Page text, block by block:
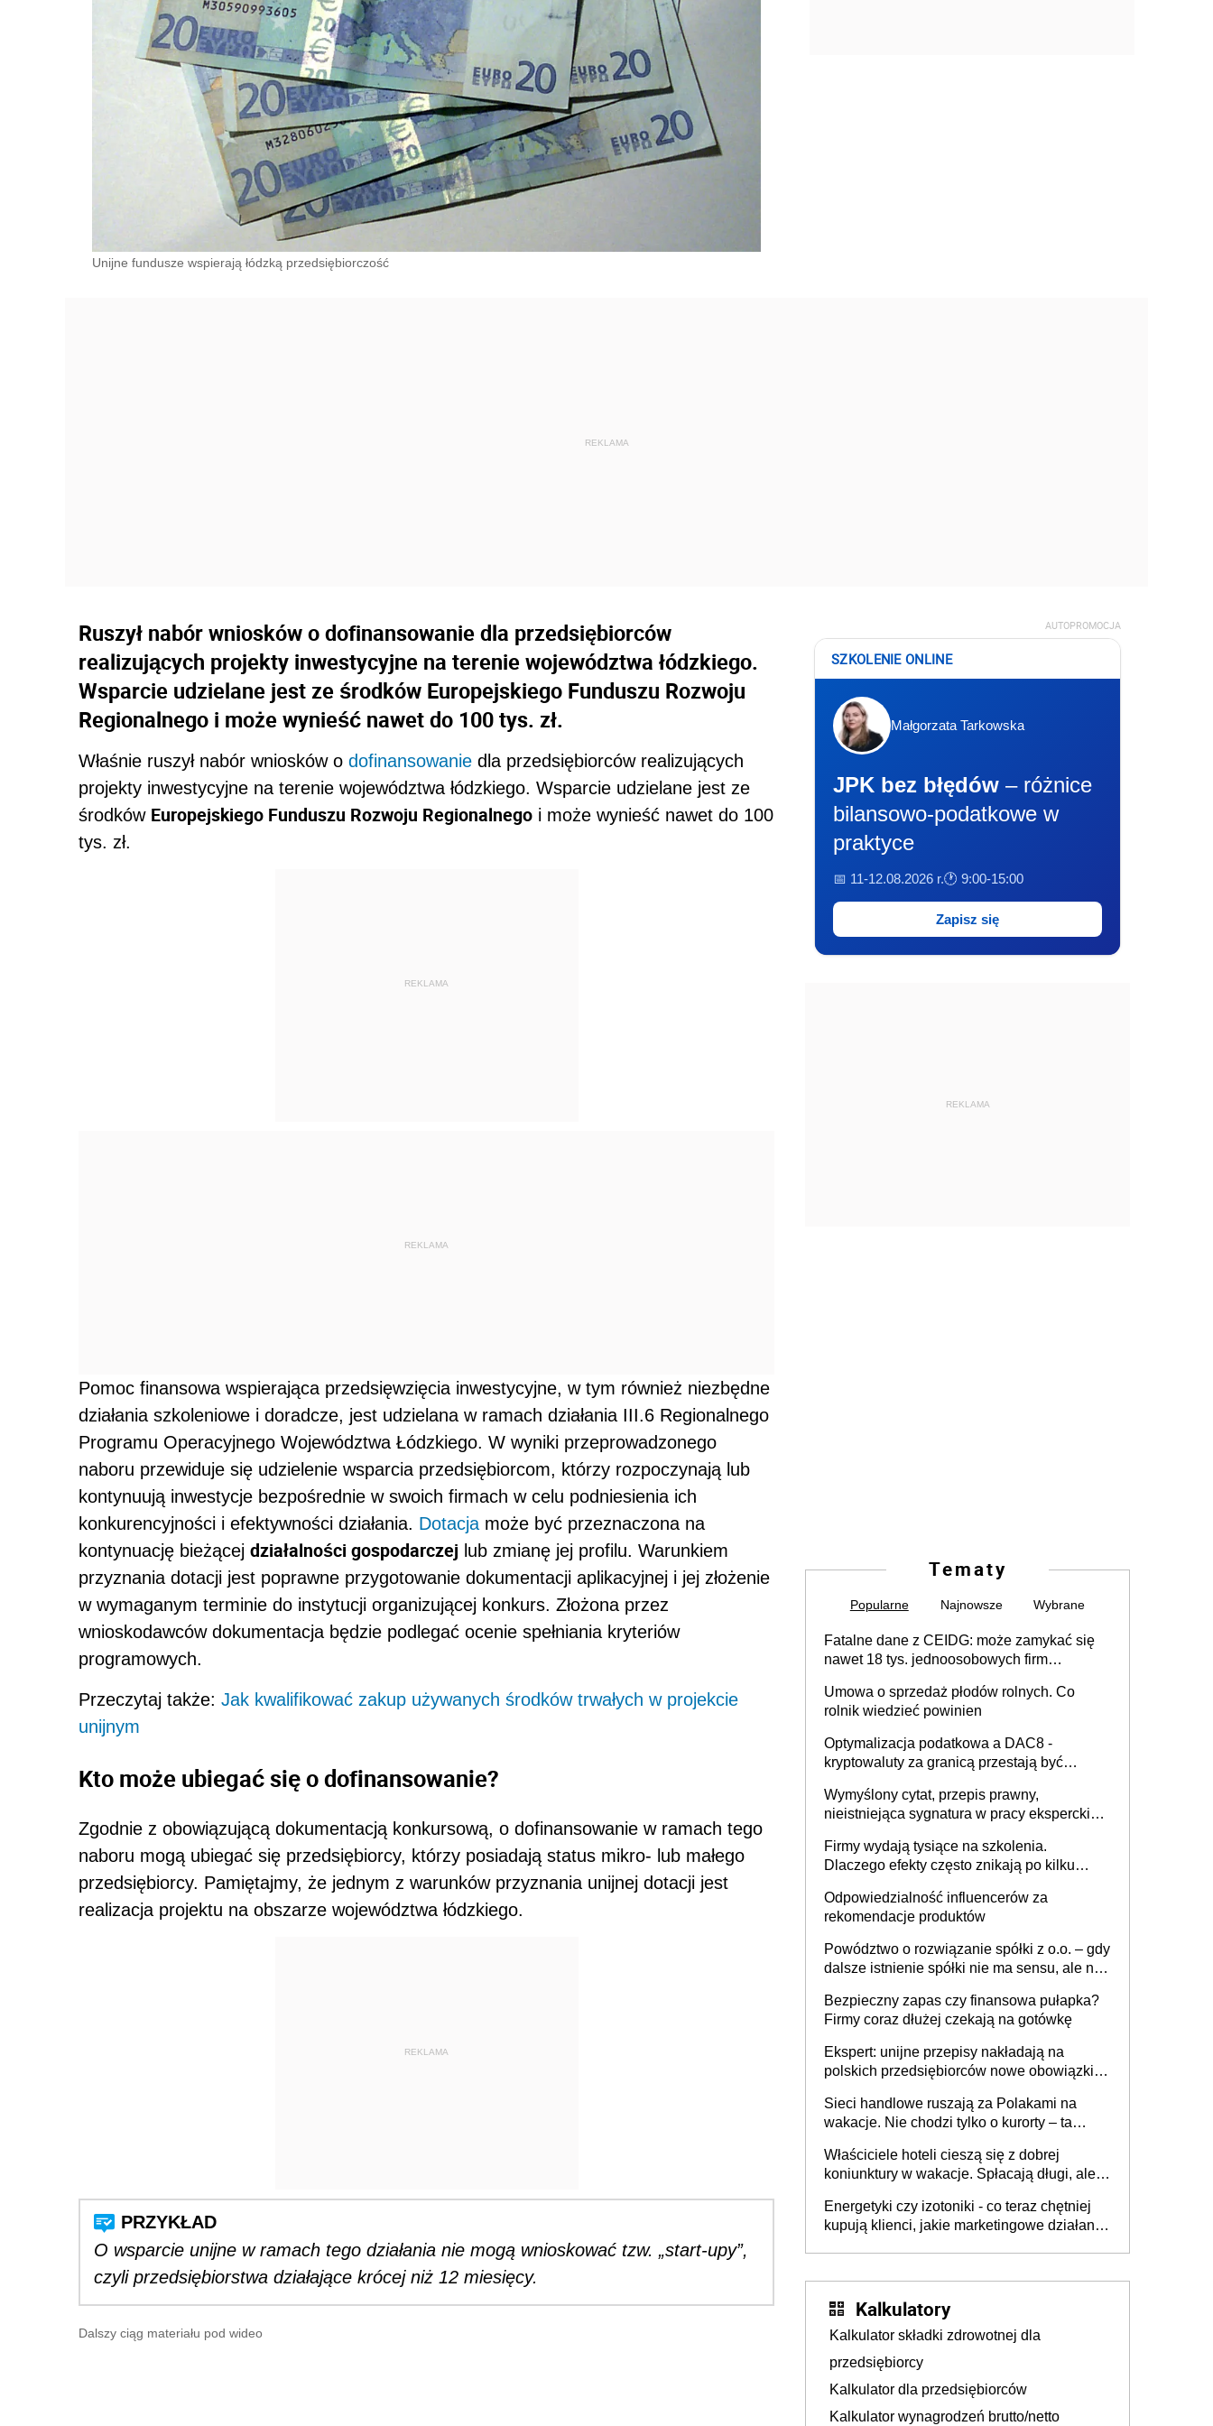
Unijne fundusze wspierają łódzką przedsiębiorczość
Ruszył nabór wniosków o dofinansowanie dla przedsiębiorców
realizujących projekty inwestycyjne na terenie województwa łódzkiego.
Wsparcie udzielane jest ze środków Europejskiego Funduszu Rozwoju
Regionalnego i może wynieść nawet do 100 tys. zł.
Właśnie ruszył nabór wniosków o dofinansowanie dla przedsiębiorców realizujących
projekty inwestycyjne na terenie województwa łódzkiego. Wsparcie udzielane jest ze
środków Europejskiego Funduszu Rozwoju Regionalnego i może wynieść nawet do 100
tys. zł.
REKLAMA
REKLAMA
Pomoc finansowa wspierająca przedsięwzięcia inwestycyjne, w tym również niezbędne
działania szkoleniowe i doradcze, jest udzielana w ramach działania III.6 Regionalnego
Programu Operacyjnego Województwa Łódzkiego. W wyniki przeprowadzonego
naboru przewiduje się udzielenie wsparcia przedsiębiorcom, którzy rozpoczynają lub
kontynuują inwestycje bezpośrednie w swoich firmach w celu podniesienia ich
konkurencyjności i efektywności działania. Dotacja może być przeznaczona na
kontynuację bieżącej działalności gospodarczej lub zmianę jej profilu. Warunkiem
przyznania dotacji jest poprawne przygotowanie dokumentacji aplikacyjnej i jej złożenie
w wymaganym terminie do instytucji organizującej konkurs. Złożona przez
wnioskodawców dokumentacja będzie podlegać ocenie spełniania kryteriów
programowych.
Przeczytaj także: Jak kwalifikować zakup używanych środków trwałych w projekcie
unijnym
Kto może ubiegać się o dofinansowanie?
Zgodnie z obowiązującą dokumentacją konkursową, o dofinansowanie w ramach tego
naboru mogą ubiegać się przedsiębiorcy, którzy posiadają status mikro- lub małego
przedsiębiorcy. Pamiętajmy, że jednym z warunków przyznania unijnej dotacji jest
realizacja projektu na obszarze województwa łódzkiego.
REKLAMA
O wsparcie unijne w ramach tego działania nie mogą wnioskować tzw. „start-upy”,
czyli przedsiębiorstwa działające krócej niż 12 miesięcy.
Dalszy ciąg materiału pod wideo
AUTOPROMOCJA
SZKOLENIE ONLINE
Małgorzata Tarkowska
JPK bez błędów – różnice
bilansowo-podatkowe w
praktyce
📅 11-12.08.2026 r.🕐 9:00-15:00
Zapisz się
REKLAMA
Tematy
Popularne Najnowsze Wybrane
Fatalne dane z CEIDG: może zamykać się
nawet 18 tys. jednoosobowych firm
Umowa o sprzedaż płodów rolnych. Co
rolnik wiedzieć powinien
Optymalizacja podatkowa a DAC8 -
kryptowaluty za granicą przestają być
Wymyślony cytat, przepis prawny,
nieistniejąca sygnatura w pracy eksperckiej -
firmie
Firmy wydają tysiące na szkolenia.
Dlaczego efekty często znikają po kilku
Odpowiedzialność influencerów za
rekomendacje produktów
Powództwo o rozwiązanie spółki z o.o. – gdy
dalsze istnienie spółki nie ma sensu, ale nie
Bezpieczny zapas czy finansowa pułapka?
Firmy coraz dłużej czekają na gotówkę
Ekspert: unijne przepisy nakładają na
polskich przedsiębiorców nowe obowiązki w
Sieci handlowe ruszają za Polakami na
wakacje. Nie chodzi tylko o kurorty – ta
tam, gdzie wielu spędzi urlop po cichu
Właściciele hoteli cieszą się z dobrej
koniunktury w wakacje. Spłacają długi, ale
Energetyki czy izotoniki - co teraz chętniej
kupują klienci, jakie marketingowe działania
Kalkulatory
Kalkulator składki zdrowotnej dla
przedsiębiorcy
Kalkulator dla przedsiębiorców
Kalkulator wynagrodzeń brutto/netto